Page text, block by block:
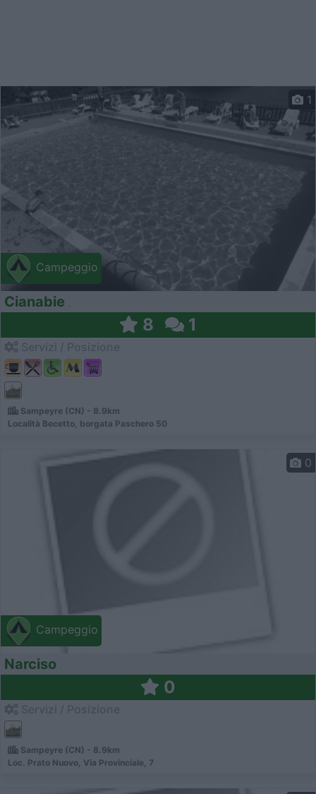
Campeggio
1
Cianabie
8 1
Sampeyre (CN) - 8.9km
Località Becetto, borgata Paschero 50
Campeggio
0
Narciso
0
Sampeyre (CN) - 8.9km
Loc. Prato Nuovo, Via Provinciale, 7